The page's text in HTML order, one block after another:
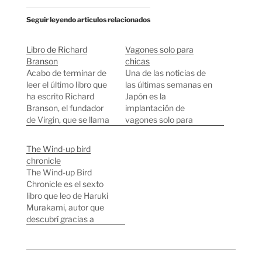
Seguir leyendo artículos relacionados
Libro de Richard
Branson
Acabo de terminar de
leer el último libro que
ha escrito Richard
Branson, el fundador
de Virgin, que se llama
especie de
autobiografía en la que
cuenta cómo consiguió
pasar de ser el editor
de una revista en el
instituto a amasar
una…
Vagones solo para
chicas
Una de las noticias de
las últimas semanas en
Japón es la
implantación de
vagones solo para
The Wind-up bird
chronicle
The Wind-up Bird
Chronicle es el sexto
libro que leo de Haruki
Murakami, autor que
descubrí gracias a